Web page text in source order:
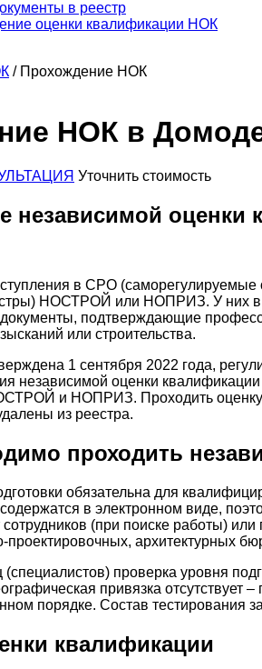
в реестр
оценки квалификации НОК
/ Прохождение НОК
НОК в
Уточнить стоимость
независимой оценки
в СРО
НОСТРОЙ или НОПРИЗ. У них в
подтверждающие
или строительства.
1 сентября 2022 года,
независимой оценки
и НОПРИЗ. Проходить оценку
из реестра.
проходить
обязательна для
в электронном виде,
(при поиске работы)
проектировочных, архитектурных
проверка уровня
привязка
порядке. Состав
квалификации